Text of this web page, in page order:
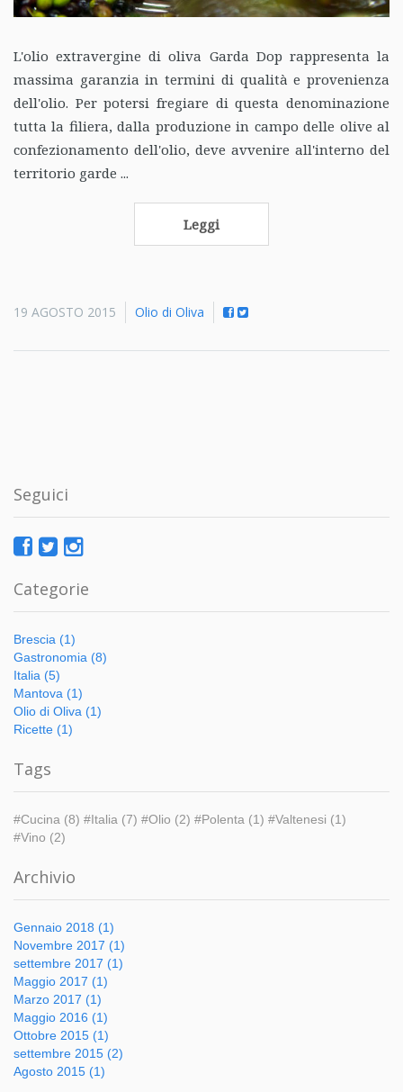
L'olio extravergine di oliva Garda Dop rappresenta la
massima garanzia in termini di qualità e provenienza
dell'olio. Per potersi fregiare di questa denominazione
tutta la filiera, dalla produzione in campo delle olive al
confezionamento dell'olio, deve avvenire all'interno del
territorio garde ...
Leggi
19 AGOSTO 2015 Olio di Oliva
Seguici
Categorie
Brescia (1)
Gastronomia (8)
Italia (5)
Mantova (1)
Olio di Oliva (1)
Ricette (1)
Tags
#Cucina (8) #Italia (7) #Olio (2) #Polenta (1) #Valtenesi (1)
#Vino (2)
Archivio
Gennaio 2018 (1)
Novembre 2017 (1)
settembre 2017 (1)
Maggio 2017 (1)
Marzo 2017 (1)
Maggio 2016 (1)
Ottobre 2015 (1)
settembre 2015 (2)
Agosto 2015 (1)